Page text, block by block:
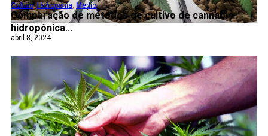
Comparação de métodos de cultivo de cannabis
hidropônica...
Cultivo,Hidroponía ,Medio
abril 8, 2024